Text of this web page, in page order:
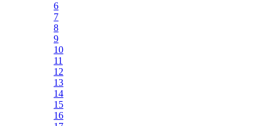
6
7
8
9
10
11
12
13
14
15
16